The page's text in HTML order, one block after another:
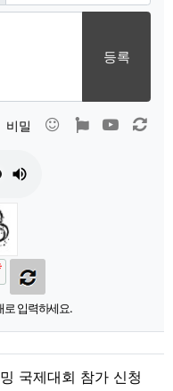
등록
비밀 이모티콘폰트어썸
동영상
로 입력하세요.
국제대회 참가 신청